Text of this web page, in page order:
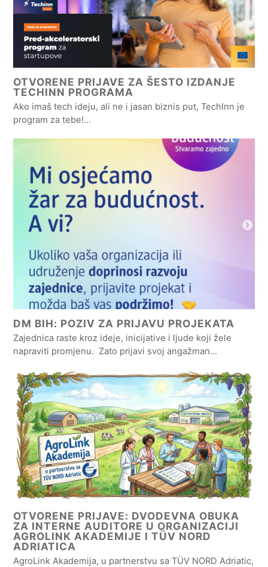
OTVORENE PRIJAVE ZA ŠESTO IZDANJE
TECHINN PROGRAMA
Ako imaš tech ideju, ali ne i jasan biznis put, TechInn je
program za tebe!…
DM BIH: POZIV ZA PRIJAVU PROJEKATA
Zajednica raste kroz ideje, inicijative i ljude koji žele
napraviti promjenu. Zato prijavi svoj angažman…
OTVORENE PRIJAVE: DVODEVNA OBUKA
ZA INTERNE AUDITORE U ORGANIZACIJI
AGROLINK AKADEMIJE I TÜV NORD
ADRIATICA
AgroLink Akademija, u partnerstvu sa TÜV NORD Adriatic,